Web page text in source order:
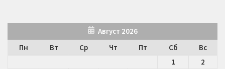
Август 2026
Пн
Вт Ср Чт Пт Сб
Вс
1
2